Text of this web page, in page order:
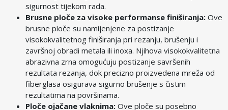
sigurnost tijekom rada.
Brusne ploče za visoke performanse finiširanja: Ove
brusne ploče su namijenjene za postizanje
visokokvalitetnog finiširanja pri rezanju, brušenju i
završnoj obradi metala ili inoxa. Njihova visokokvalitetna
abrazivna zrna omogućuju postizanje savršenih
rezultata rezanja, dok precizno proizvedena mreža od
fiberglasa osigurava sigurno brušenje s čistim
rezultatima na površinama.
Ploče ojačane vlaknima: Ove ploče su posebno